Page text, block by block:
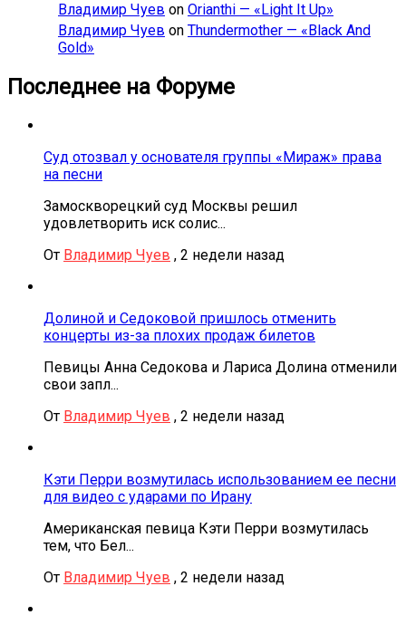
Владимир Чуев on Orianthi — «Light It Up»
Владимир Чуев on Thundermother — «Black And
Gold»
Последнее на Форуме
Суд отозвал у основателя группы «Мираж» права
на песни
Замоскворецкий суд Москвы решил
удовлетворить иск солис...
От Владимир Чуев , 2 недели назад
Долиной и Седоковой пришлось отменить
концерты из-за плохих продаж билетов
Певицы Анна Седокова и Лариса Долина отменили
свои запл...
От Владимир Чуев , 2 недели назад
Кэти Перри возмутилась использованием ее песни
для видео с ударами по Ирану
Американская певица Кэти Перри возмутилась
тем, что Бел...
От Владимир Чуев , 2 недели назад